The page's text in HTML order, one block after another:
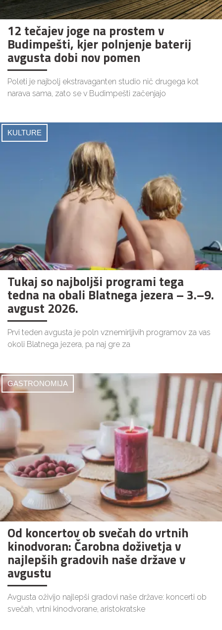
12 tečajev joge na prostem v
Budimpešti, kjer polnjenje baterij
avgusta dobi nov pomen
Poleti je najbolj ekstravaganten studio nič drugega kot
narava sama, zato se v Budimpešti začenjajo
KULTURE
Tukaj so najboljši programi tega
tedna na obali Blatnega jezera – 3.–9.
avgust 2026.
Prvi teden avgusta je poln vznemirljivih programov za vas
okoli Blatnega jezera, pa naj gre za
GASTRONOMIJA
Od koncertov ob svečah do vrtnih
kinodvoran: Čarobna doživetja v
najlepših gradovih naše države v
avgustu
Avgusta oživijo najlepši gradovi naše države: koncerti ob
svečah, vrtni kinodvorane, aristokratske